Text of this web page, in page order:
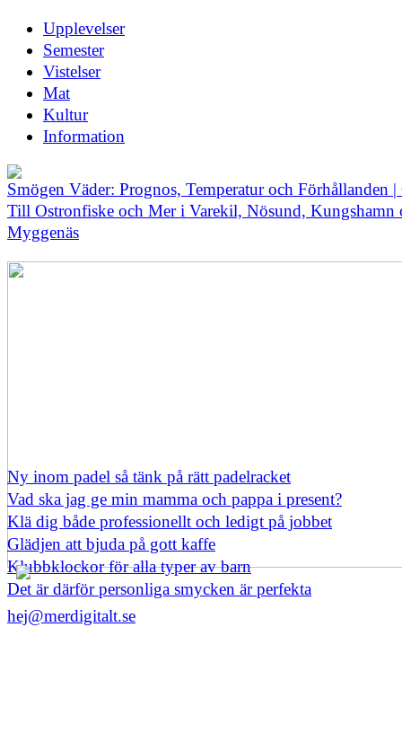
Upplevelser
Semester
Vistelser
Mat
Kultur
Information
Smögen Väder: Prognos, Temperatur och Förhållanden |
Till Ostronfiske och Mer i Varekil, Nösund, Kungshamn
Myggenäs
Ny inom padel så tänk på rätt padelracket
Vad ska jag ge min mamma och pappa i present?
Klä dig både professionellt och ledigt på jobbet
Glädjen att bjuda på gott kaffe
Klubbklockor för alla typer av barn
Det är därför personliga smycken är perfekta
hej@merdigitalt.se